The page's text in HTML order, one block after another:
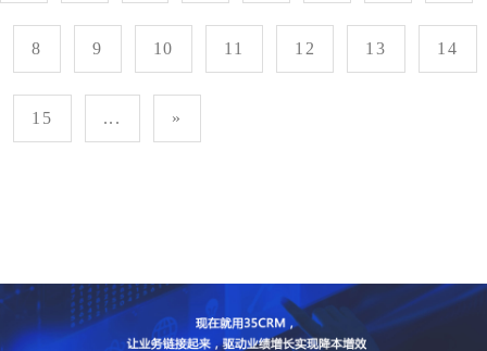
8 9 10 11 12 13 14
15 ... »